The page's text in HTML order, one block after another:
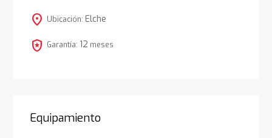
location_on Ubicación: Elche
local_police Garantía: 12 meses
Equipamiento